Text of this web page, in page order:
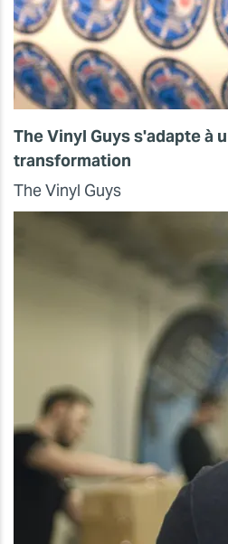
The Vinyl Guys s'adapte à
transformation
The Vinyl Guys